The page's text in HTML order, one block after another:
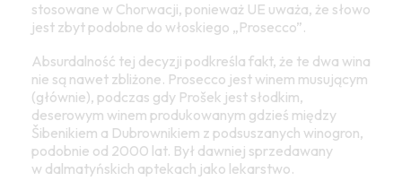
stosowane w Chorwacji, ponieważ UE uważa, że słowo
jest zbyt podobne do włoskiego „Prosecco”.
Absurdalność tej decyzji podkreśla fakt, że te dwa wina
nie są nawet zbliżone. Prosecco jest winem musującym
(głównie), podczas gdy Prošek jest słodkim,
deserowym winem produkowanym gdzieś między
Šibenikiem a Dubrownikiem z podsuszanych winogron,
podobnie od 2000 lat. Był dawniej sprzedawany
w dalmatyńskich aptekach jako lekarstwo.